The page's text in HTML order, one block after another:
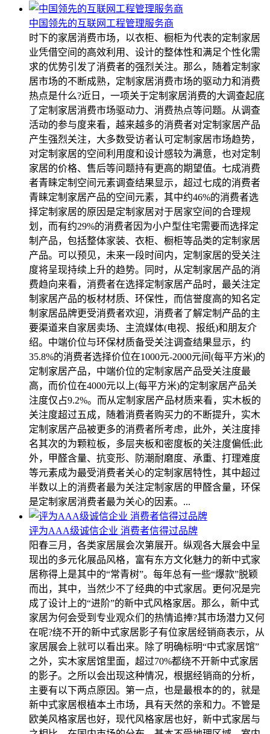
中国领先的互联网工程管理服务商
时下的家居消费市场，以衣柜、橱柜为代表的定制家居
业凭借空间的高效利用、设计的整体性和满足个性化需
求的优势引发了消费者的强烈关注。那么，随着定制家
居市场的不断成熟，定制家居消费市场的驱动力和消费
热点是什么?近日，一项关于定制家居消费的大调查起底
了定制家居消费市场驱动力、消费热点等问题。从调查
活动的参与度来看，越来越多的消费者对定制家居产品
产生强烈关注，大多数受访者认可定制家居市场趋势，
对定制家居的空间利用度和设计感较为满意，也对定制
家居的价格、售后等问题持有更高的期望值。七成消费
者青睐定制空间元素调查结果显示，超过七成的消费者
青睐定制家居产品的空间元素，其中约46%的消费者选
择定制家居的原因是定制家居对于居家空间的合理规
划，而有约29%的消费者因为小户型住宅需要而选择定
制产品，包括整体家装、衣柜、橱柜等品类的定制家居
产品。可以预见，未来一段时间内，定制家居的受关注
度将呈现持续上升的趋势。同时，从定制家居产品的消
费趋向来看，消费者在选择定制家居产品时，最关注定
制家居产品的板材材质、环保性，而信誉度高的知名定
制家居品牌更受消费者欢迎，消费者了解定制产品的主
要渠道来自家居卖场、主流媒体(电视、报纸)和朋友介
绍。中端价位与环保材质备受关注调查结果显示，约
35.8%的消费者选择价位在1000元-2000元间(每平方米)的
定制家居产品，中端价位的定制家居产品受关注度最
高，而价位在4000元以上(每平方米)的定制家居产品关
注度仅占9.2%。而从定制家居产品材质来看，实木板的
关注度超过五成，随着消费者购买力的不断提升，实木
定制家居产品被更多的消费者所考虑，此外，关注度排
名其次的为颗粒板，多层夹板和密度板的关注度偏低;此
外，甲醛含量、抗变形、防潮耐磨度、承重、打理难度
等元素成为最受消费者关心的定制家居特性，其中超过
半数以上的消费者最为关注定制家居的甲醛含量，环保
是定制家居消费者最为关心的因素。...
评为AAA级诚信企业 消费者信得过品牌
阳春三月，各类家居展会次第展开。纵观各大展会中呈
现出的多元化展品风格，富有东方文化魅力的新中式家
居称得上是其中的“常青树”。每年总有一些“爆款”脱颖
而出，其中，当然少不了经典的中式家居。更何况是完
成了设计上的“进阶”的新中式风格家居。那么，新中式
家居为何会受到专业观众们的热情追捧?其市场潜力又何
在呢?绕不开的新中式家居影子有位家居经销商表示，从
家居展会上就可以看出来。除了明确标明“中式家居馆”
之外，实木家居馆里面，超过70%都绕不开新中式家居
的影子。之所以会出现这种情况，根据经销商的分析，
主要有以下两点原因。第一点，也是最根本的的，就是
新中式家居根植本土市场，具有天然的亲和力。不管是
欧美风格家居也好，现代风格家居也好，新中式家居与